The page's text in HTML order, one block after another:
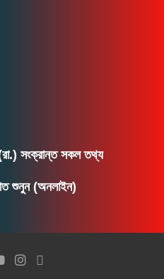
(রা.) সংক্রান্ত সকল তথ্য
শুনুন (অনলাইন)